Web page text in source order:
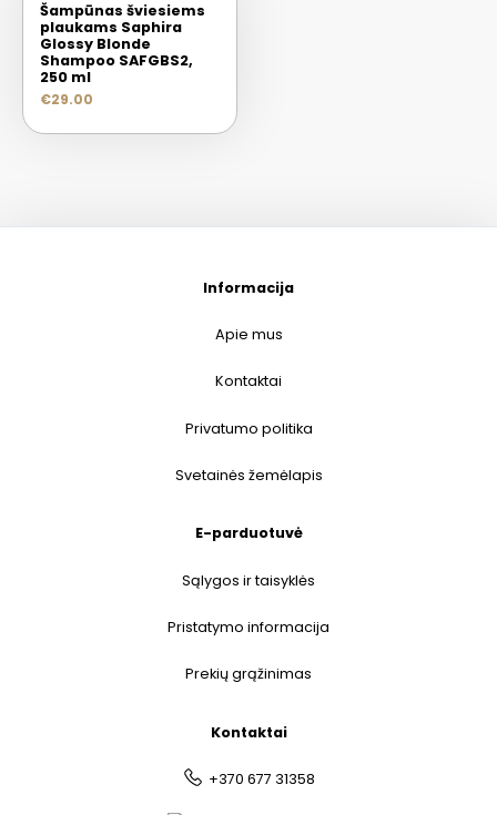
Šampūnas šviesiems
plaukams Saphira
Glossy Blonde
Shampoo SAFGBS2,
250 ml
€29.00
Informacija
Apie mus
Kontaktai
Privatumo politika
Svetainės žemėlapis
E-parduotuvė
Sąlygos ir taisyklės
Pristatymo informacija
Prekių grąžinimas
Kontaktai
+370 677 31358